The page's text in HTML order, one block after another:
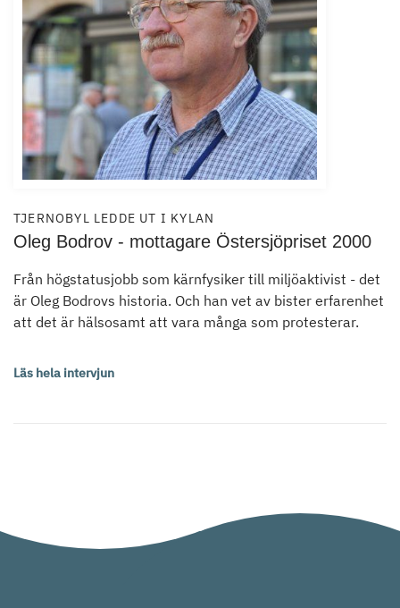
TJERNOBYL LEDDE UT I KYLAN
Oleg Bodrov - mottagare Östersjöpriset 2000
Från högstatusjobb som kärnfysiker till miljöaktivist - det
är Oleg Bodrovs historia. Och han vet av bister erfarenhet
att det är hälsosamt att vara många som protesterar.
Läs hela intervjun